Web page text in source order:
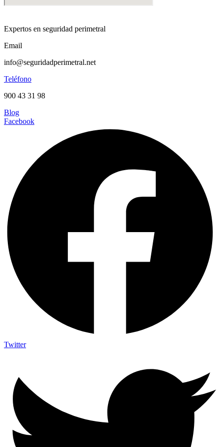
Expertos en seguridad perimetral
Email
info@seguridadperimetral.net
Teléfono
900 43 31 98
Blog
Facebook
Twitter